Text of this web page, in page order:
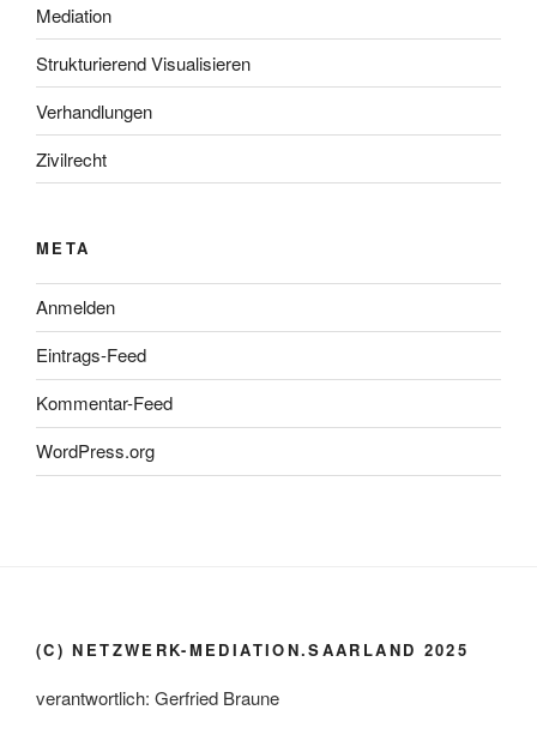
Mediation
Strukturierend Visualisieren
Verhandlungen
Zivilrecht
META
Anmelden
Eintrags-Feed
Kommentar-Feed
WordPress.org
(C) NETZWERK-MEDIATION.SAARLAND 2025
verantwortlich: Gerfried Braune